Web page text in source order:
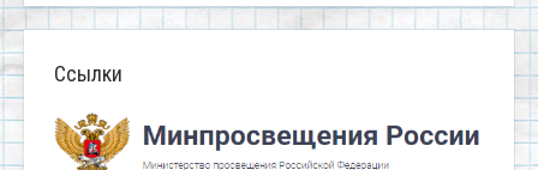
Ссылки